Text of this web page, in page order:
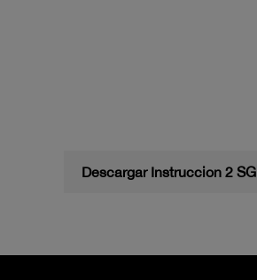
Descargar Instruccion 2 SG